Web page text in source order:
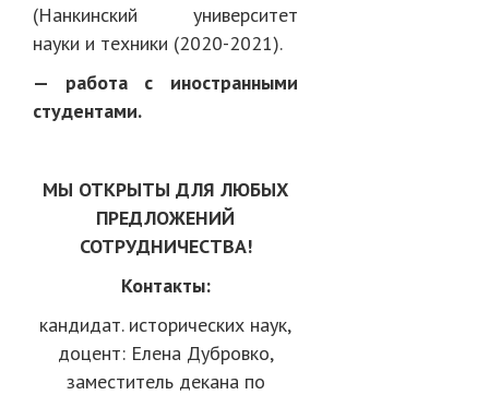
(Нанкинский университет
науки и техники (2020-2021).
— работа с иностранными
студентами.
МЫ ОТКРЫТЫ ДЛЯ ЛЮБЫХ
ПРЕДЛОЖЕНИЙ
СОТРУДНИЧЕСТВА!
Контакты:
кандидат. исторических наук,
доцент: Елена Дубровко,
заместитель декана по